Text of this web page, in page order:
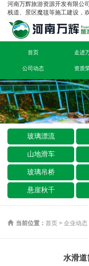
河南万辉旅游资源开发有限公
栈道、景区魔毯等施工建设，
首页 走进
公司动态 资质
玻璃漂流
山地滑车
玻璃吊桥
悬崖秋千
当前位置： 首页 > 企业动态
水滑